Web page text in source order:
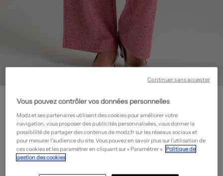
Pantalon droit - Stretch- Seconde main
22,00€
Prix neuf estimé : 55,00€ -60%
MADE IN FRANCE
Vous pouvez contrôler vos données personnelles
Modz et ses partenaires utilisent des cookies pour améliorer votre
navigation, vous proposer des publicités personnalisées, vous donner la
possibilité de partager des contenus de modz.fr sur les réseaux sociaux et
pour mesurer l’audience du site. Vous pouvez en savoir plus sur l’utilisation de
ces cookies et les paramétrer en cliquant sur « Paramétrer ». Politique de
gestion des cookies
Continuer sans accepter